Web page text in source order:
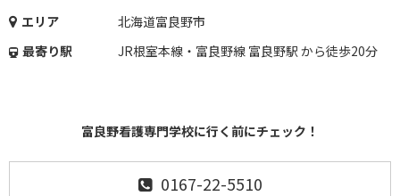
エリア
北海道富良野市
最寄り駅
JR根室本線・富良野線 富良野駅 から徒歩20分
富良野看護専門学校に行く前にチェック！
0167-22-5510